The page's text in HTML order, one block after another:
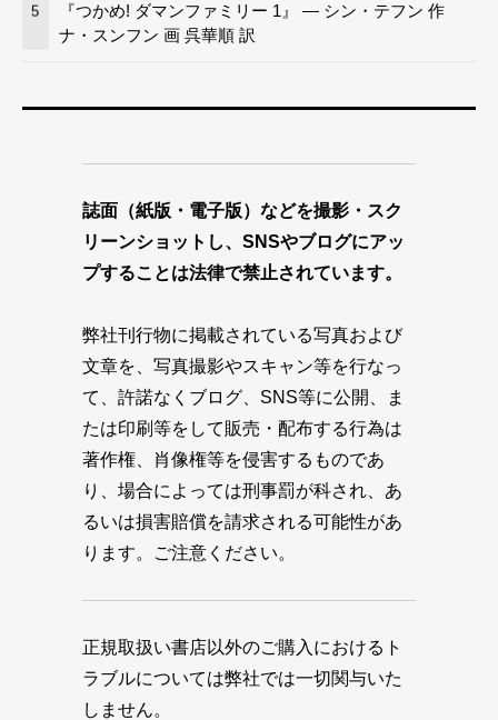
5
『つかめ! ダマンファミリー 1』 — シン・テフン 作
ナ・スンフン 画 呉華順 訳
誌面（紙版・電子版）などを撮影・スク
リーンショットし、SNSやブログにアッ
プすることは法律で禁止されています。
弊社刊行物に掲載されている写真および
文章を、写真撮影やスキャン等を行なっ
て、許諾なくブログ、SNS等に公開、ま
たは印刷等をして販売・配布する行為は
著作権、肖像権等を侵害するものであ
り、場合によっては刑事罰が科され、あ
るいは損害賠償を請求される可能性があ
ります。ご注意ください。
正規取扱い書店以外のご購入におけるト
ラブルについては弊社では一切関与いた
しません。